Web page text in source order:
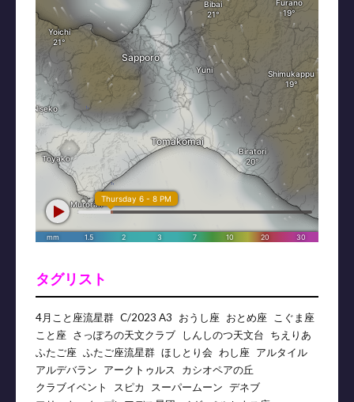
タグリスト
4月こと座流星群 C/2023 A3 おうし座 おとめ座
こぐま座
こと座 さっぽろの天文クラブ しんしのつ天文台
ちえりあ
ふたご座 ふたご座流星群 ほしとり会 わし座 アルタイル
アルデバラン
アークトゥルス
カシオペアの丘
クラブイベント
スピカ スーパームーン デネブ